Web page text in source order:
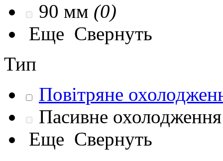
90 мм (0)
Еще Свернуть
Тип
Повітряне
Пасивне охолодження
Еще Свернуть